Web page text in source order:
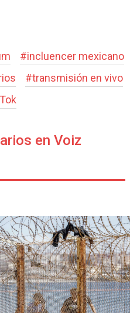
#incluencer mexicano
#transmisión en vivo
en Voiz